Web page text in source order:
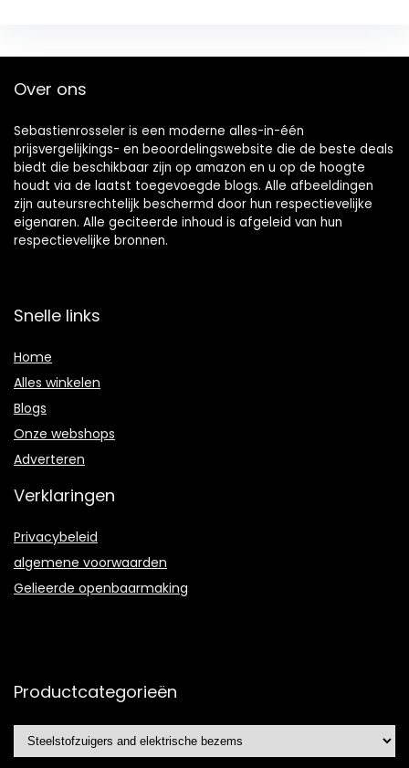
Over ons
Sebastienrosseler is een moderne alles-in-één
prijsvergelijkings- en beoordelingswebsite die de beste deals
biedt die beschikbaar zijn op amazon en u op de hoogte
houdt via de laatst toegevoegde blogs. Alle afbeeldingen
zijn auteursrechtelijk beschermd door hun respectievelijke
eigenaren. Alle geciteerde inhoud is afgeleid van hun
respectievelijke bronnen.
Snelle links
Home
Alles winkelen
Blogs
Onze webshops
Adverteren
Verklaringen
Privacybeleid
algemene voorwaarden
Gelieerde openbaarmaking
Productcategorieën